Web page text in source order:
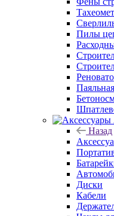
Пилы
Назад
Диски
Кабели